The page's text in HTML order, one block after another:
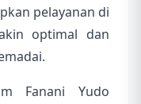
pelayanan di
optimal dan
Fanani Yudo